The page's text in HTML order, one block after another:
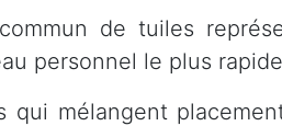
de tuiles
personnel le plus
qui mélangent